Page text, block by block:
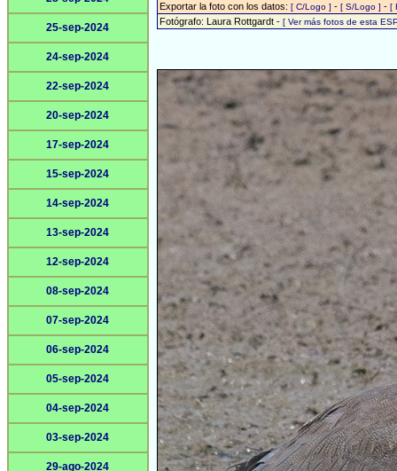
25-sep-2024
24-sep-2024
22-sep-2024
20-sep-2024
17-sep-2024
15-sep-2024
14-sep-2024
13-sep-2024
12-sep-2024
08-sep-2024
07-sep-2024
06-sep-2024
05-sep-2024
04-sep-2024
03-sep-2024
29-ago-2024
Exportar la foto con los datos: [ C/Logo ] - [ S/Logo ] - [
Fotógrafo: Laura Rottgardt - [ Ver más fotos de esta